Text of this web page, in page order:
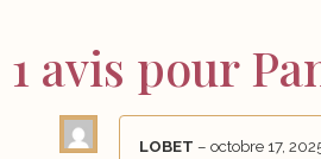
1 avis pour
LOBET – octobre 17,